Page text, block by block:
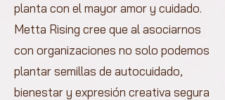
planta con el mayor amor y cuidado.
Metta Rising cree que al asociarnos
con organizaciones no solo podemos
plantar semillas de autocuidado,
bienestar y expresión creativa segura